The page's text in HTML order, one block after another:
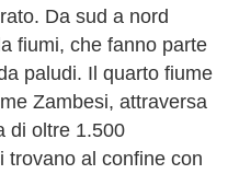
Da sud a nord
fiumi, che fanno parte
paludi. Il quarto fiume
Zambesi, attraversa
di oltre 1.500
trovano al confine con